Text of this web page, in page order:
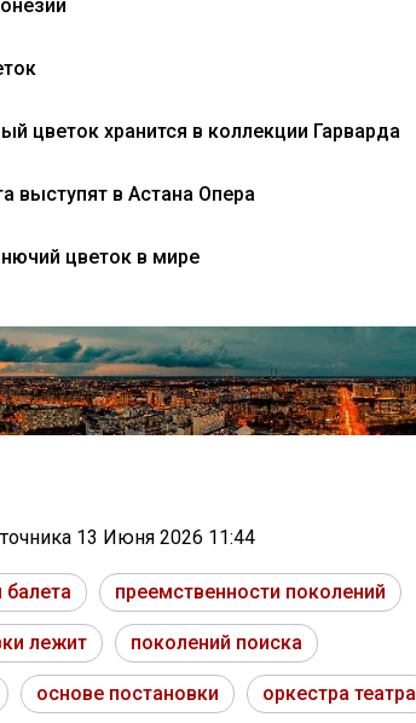
цветок хранится в коллекции Гарварда
выступят в Астана Опера
цветок в мире
13 Июня 2026 11:44
преемственности поколений
лежит поколений поиска
основе постановки оркестра театра